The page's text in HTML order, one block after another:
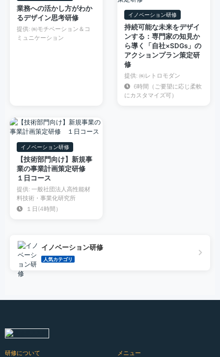
業務への活かし方がわか
るデザイン思考研修
提供: ㈱モチベーション＆コ
ミュニケーション
イノベーション研修
持続可能な未来をデザイ
ンする：専門家の知見か
ら導く「自社×SDGs」の
アクションプラン策定研
修
提供: ㈱レトロモダン
6時間（ご要望に応じ柔軟
にカスタマイズ可）
イノベーション研修
【技術部門向け】新規事
業の事業計画策定研修
１日コース
提供: 一般社団法人高性能材
料技術・事業化研究所
１日(4時間）
イノベーション研修
人気カテゴリ
研修について メニュー